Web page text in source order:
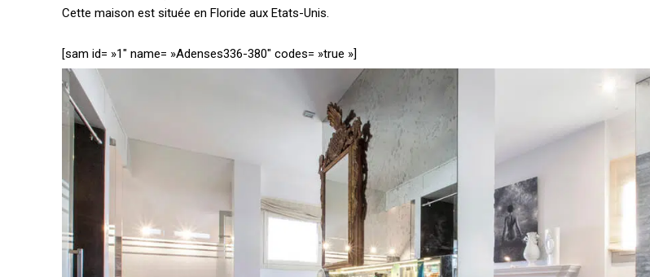
Cette maison est située en Floride aux Etats-Unis.
[sam id= »1″ name= »Adenses336-380″ codes= »true »]